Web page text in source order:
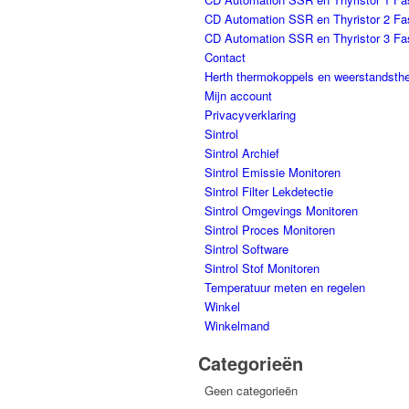
CD Automation SSR en Thyristor 2
CD Automation SSR en Thyristor 3
Contact
Herth thermokoppels en
Mijn account
Privacyverklaring
Sintrol
Sintrol Archief
Sintrol Emissie Monitoren
Sintrol Filter Lekdetectie
Sintrol Omgevings Monitoren
Sintrol Proces Monitoren
Sintrol Software
Sintrol Stof Monitoren
Temperatuur meten en regelen
Winkel
Winkelmand
Categorieën
Geen categorieën